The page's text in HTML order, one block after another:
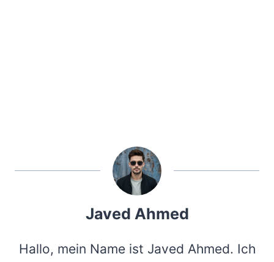
Javed Ahmed
Hallo, mein Name ist Javed Ahmed. Ich